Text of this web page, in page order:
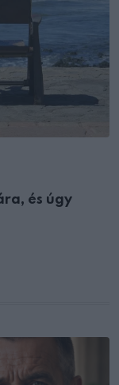
és úgy